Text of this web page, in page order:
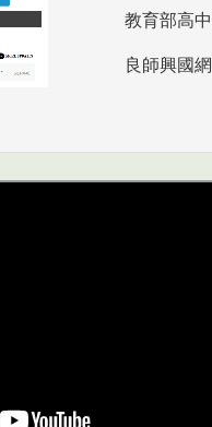
良師興國網